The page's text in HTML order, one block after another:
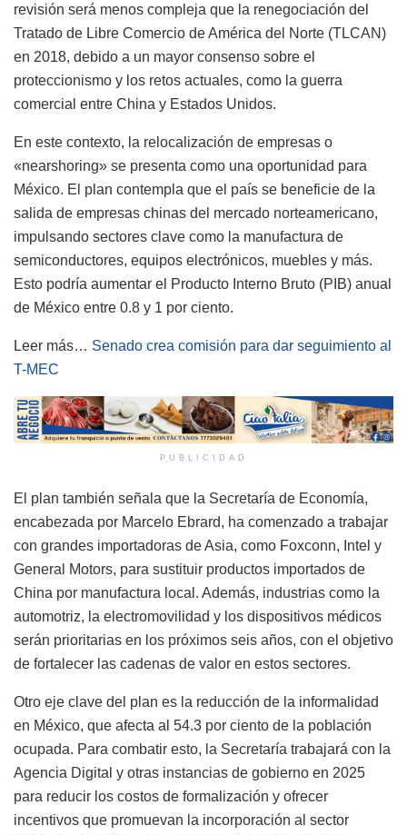
revisión será menos compleja que la renegociación del
Tratado de Libre Comercio de América del Norte (TLCAN)
en 2018, debido a un mayor consenso sobre el
proteccionismo y los retos actuales, como la guerra
comercial entre China y Estados Unidos.
En este contexto, la relocalización de empresas o
«nearshoring» se presenta como una oportunidad para
México. El plan contempla que el país se beneficie de la
salida de empresas chinas del mercado norteamericano,
impulsando sectores clave como la manufactura de
semiconductores, equipos electrónicos, muebles y más.
Esto podría aumentar el Producto Interno Bruto (PIB) anual
de México entre 0.8 y 1 por ciento.
Leer más… Senado crea comisión para dar seguimiento al
T-MEC
PUBLICIDAD
El plan también señala que la Secretaría de Economía,
encabezada por Marcelo Ebrard, ha comenzado a trabajar
con grandes importadoras de Asia, como Foxconn, Intel y
General Motors, para sustituir productos importados de
China por manufactura local. Además, industrias como la
automotriz, la electromovilidad y los dispositivos médicos
serán prioritarias en los próximos seis años, con el objetivo
de fortalecer las cadenas de valor en estos sectores.
Otro eje clave del plan es la reducción de la informalidad
en México, que afecta al 54.3 por ciento de la población
ocupada. Para combatir esto, la Secretaría trabajará con la
Agencia Digital y otras instancias de gobierno en 2025
para reducir los costos de formalización y ofrecer
incentivos que promuevan la incorporación al sector